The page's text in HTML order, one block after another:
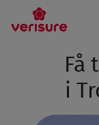
Få
i